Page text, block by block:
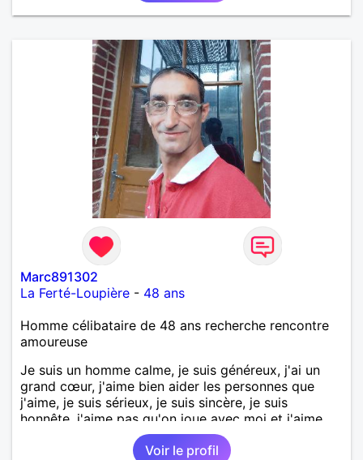
Marc891302
La Ferté-Loupière - 48 ans
Homme célibataire de 48 ans recherche rencontre
amoureuse
Je suis un homme calme, je suis généreux, j'ai un
grand cœur, j'aime bien aider les personnes que
j'aime, je suis sérieux, je suis sincère, je suis
honnête, j'aime pas qu'on joue avec moi et j'aime
pas les mensonges. Je cherche une relation
amoureuse et sérieuse.Voir le profil